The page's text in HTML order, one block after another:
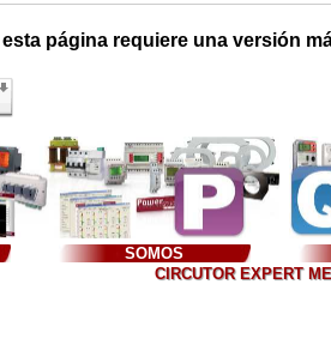
página requiere una versión
SOMOS
CIRCUTOR EXPERT